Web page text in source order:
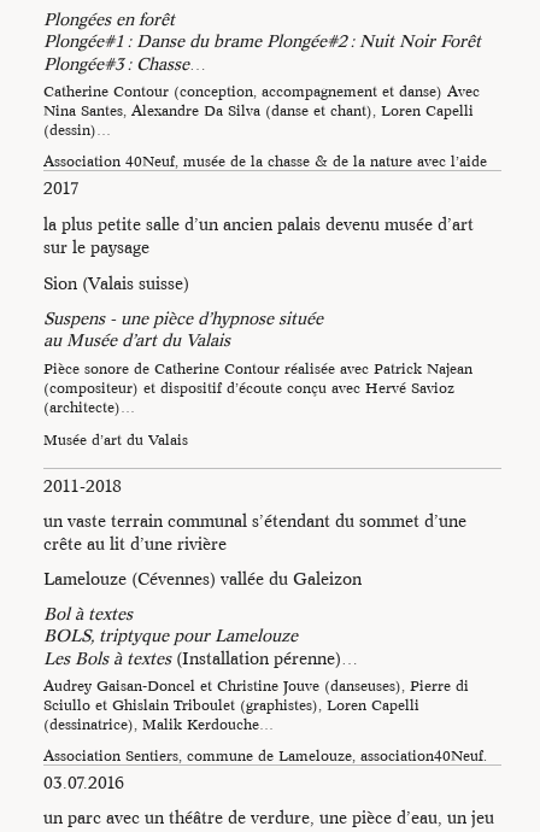
Plongées en forêt
Plongée#1 : Danse du brame Plongée#2 : Nuit Noir Forêt
Plongée#3 : Chasse…
Catherine Contour (conception, accompagnement et danse) Avec
Nina Santes, Alexandre Da Silva (danse et chant), Loren Capelli
(dessin)…
Association 40Neuf, musée de la chasse & de la nature avec l’aide
de l’ARCADI Ile de France et de la…
2017
la plus petite salle d’un ancien palais devenu musée d’art
sur le paysage
Sion (Valais suisse)
Suspens - une pièce d’hypnose située
au Musée d’art du Valais
Pièce sonore de Catherine Contour réalisée avec Patrick Najean
(compositeur) et dispositif d’écoute conçu avec Hervé Savioz
(architecte)…
Musée d’art du Valais
2011-2018
un vaste terrain communal s’étendant du sommet d’une
crête au lit d’une rivière
Lamelouze (Cévennes) vallée du Galeizon
Bol à textes
BOLS, triptyque pour Lamelouze
Les Bols à textes(Installation pérenne)…
Audrey Gaisan-Doncel et Christine Jouve (danseuses), Pierre di
Sciullo et Ghislain Triboulet (graphistes), Loren Capelli
(dessinatrice), Malik Kerdouche…
Association Sentiers, commune de Lamelouze, association40Neuf.
Pour tout renseignement sur les
03.07.2016
un parc avec un théâtre de verdure, une pièce d’eau, un jeu